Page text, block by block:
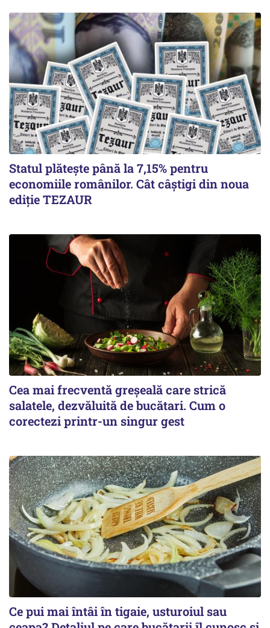
Statul plătește până la 7,15% pentru
economiile românilor. Cât câștigi din noua
ediție TEZAUR
Cea mai frecventă greșeală care strică
salatele, dezvăluită de bucătari. Cum o
corectezi printr-un singur gest
Ce pui mai întâi în tigaie, usturoiul sau